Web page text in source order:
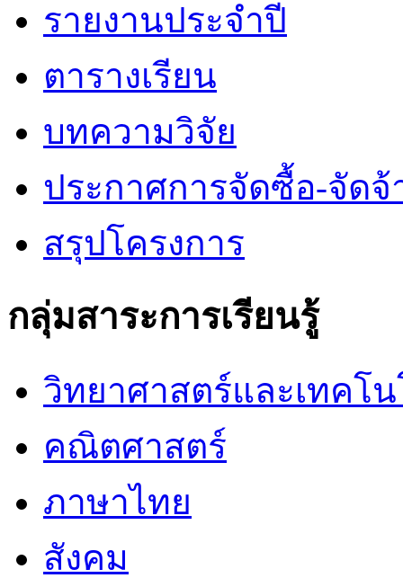
รายงานประจำปี
ตารางเรียน
บทความวิจัย
ประกาศการจัดซื้อ-จัดจ้
สรุปโครงการ
กลุ่มสาระการเรียนรู้
วิทยาศาสตร์และเทคโ
คณิตศาสตร์
ภาษาไทย
สังคม